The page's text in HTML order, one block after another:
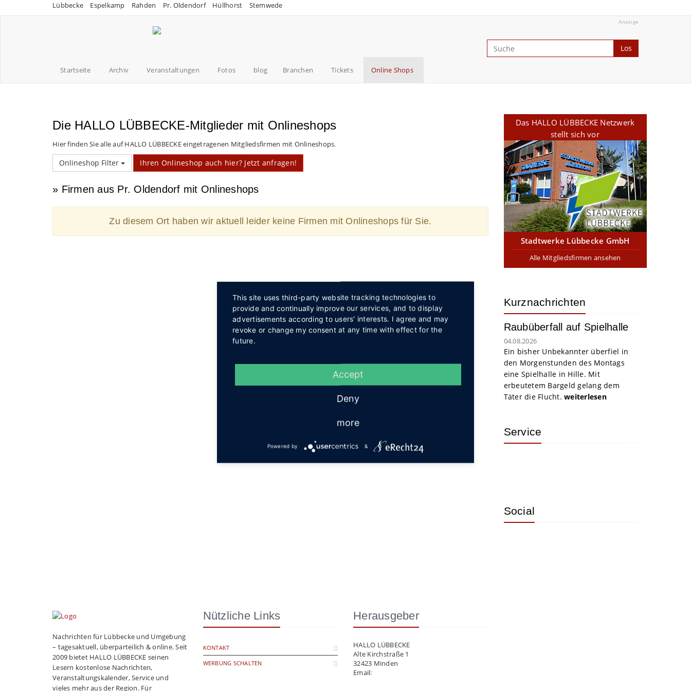
Lübbecke Espelkamp Rahden Pr. Oldendorf Hüllhorst Stemwede
Anzeige
Los
Startseite Archiv Veranstaltungen Fotos blog Branchen Tickets Online Shops
Die HALLO LÜBBECKE-Mitglieder mit Onlineshops
Hier finden Sie alle auf HALLO LÜBBECKE eingetragenen Mitgliedsfirmen mit Onlineshops.
Onlineshop Filter Ihren Onlineshop auch hier? Jetzt anfragen!
» Firmen aus Pr. Oldendorf mit Onlineshops
Zu diesem Ort haben wir aktuell leider keine Firmen mit Onlineshops für Sie.
Das HALLO LÜBBECKE Netzwerk
stellt sich vor
Stadtwerke Lübbecke GmbH
Alle Mitgliedsfirmen ansehen
Kurznachrichten
Raubüberfall auf Spielhalle
04.08.2026
Ein bisher Unbekannter überfiel in
den Morgenstunden des Montags
eine Spielhalle in Hille. Mit
erbeutetem Bargeld gelang dem
Täter die Flucht. weiterlesen
Service
Social
Nachrichten für Lübbecke und Umgebung
– tagesaktuell, überparteilich & online. Seit
2009 bietet HALLO LÜBBECKE seinen
Lesern kostenlose Nachrichten,
Veranstaltungskalender, Service und
vieles mehr aus der Region. Für
Nützliche Links
KONTAKT
WERBUNG SCHALTEN
Herausgeber
HALLO LÜBBECKE
Alte Kirchstraße 1
32423 Minden
Email:
This site uses third-party website tracking technologies to
provide and continually improve our services, and to display
advertisements according to users' interests. I agree and may
revoke or change my consent at any time with effect for the
future.
Accept
Deny
more
Powered by &